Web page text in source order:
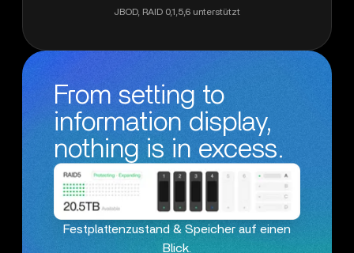
JBOD, RAID 0,1,5,6 unterstützt
From setting to
information display,
nothing is in excess.
Festplattenzustand & Speicher auf einen
Blick.